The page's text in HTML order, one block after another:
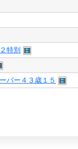
特別
バー４３歳１５